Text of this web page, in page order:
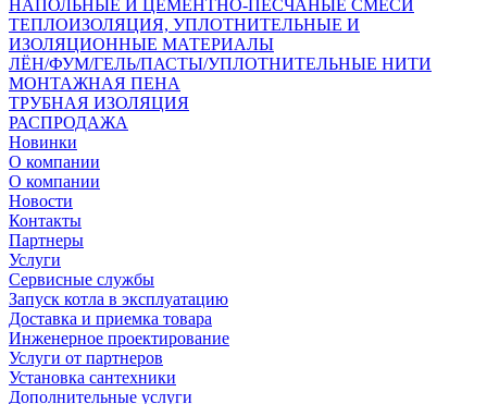
НАПОЛЬНЫЕ И ЦЕМЕНТНО-ПЕСЧАНЫЕ СМЕСИ
ТЕПЛОИЗОЛЯЦИЯ, УПЛОТНИТЕЛЬНЫЕ И
ИЗОЛЯЦИОННЫЕ МАТЕРИАЛЫ
ЛЁН/ФУМ/ГЕЛЬ/ПАСТЫ/УПЛОТНИТЕЛЬНЫЕ НИТИ
МОНТАЖНАЯ ПЕНА
ТРУБНАЯ ИЗОЛЯЦИЯ
РАСПРОДАЖА
Новинки
О компании
О компании
Новости
Контакты
Партнеры
Услуги
Сервисные службы
Запуск котла в эксплуатацию
Доставка и приемка товара
Инженерное проектирование
Услуги от партнеров
Установка сантехники
Дополнительные услуги